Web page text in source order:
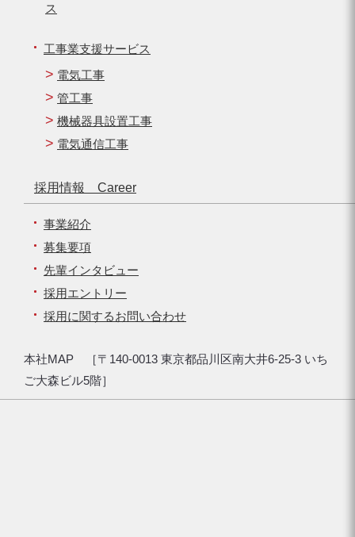
ス
工事業支援サービス
電気工事
管工事
機械器具設置工事
電気通信工事
採用情報 Career
事業紹介
募集要項
先輩インタビュー
採用エントリー
採用に関するお問い合わせ
本社MAP ［〒140-0013 東京都品川区南大井6-25-3 いち
ご大森ビル5階］